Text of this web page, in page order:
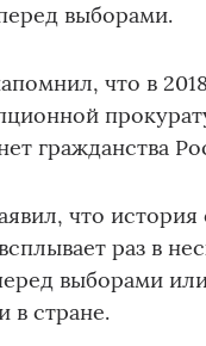
выборами.
что в
гражданства
что
раз в
выборами
в стране.